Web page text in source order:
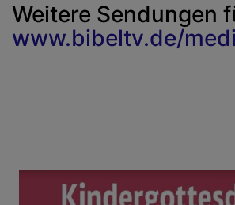
Weitere Sendungen
www.bibeltv.de/